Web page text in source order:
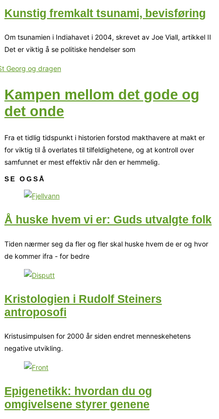
Kunstig fremkalt tsunami, bevisføring
Om tsunamien i Indiahavet i 2004, skrevet av Joe Viall, artikkel II
Det er viktig å se politiske hendelser som
Kampen mellom det gode og
det onde
Fra et tidlig tidspunkt i historien forstod makthavere at makt er
for viktig til å overlates til tilfeldighetene, og at kontroll over
samfunnet er mest effektiv når den er hemmelig.
SE OGSÅ
Å huske hvem vi er: Guds utvalgte folk
Tiden nærmer seg da fler og fler skal huske hvem de er og hvor
de kommer ifra - for bedre
Kristologien i Rudolf Steiners
antroposofi
Kristusimpulsen for 2000 år siden endret menneskehetens
negative utvikling.
Epigenetikk: hvordan du og
omgivelsene styrer genene